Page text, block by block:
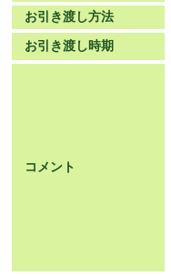
お引き渡し方法
お引き渡し時期
コメント